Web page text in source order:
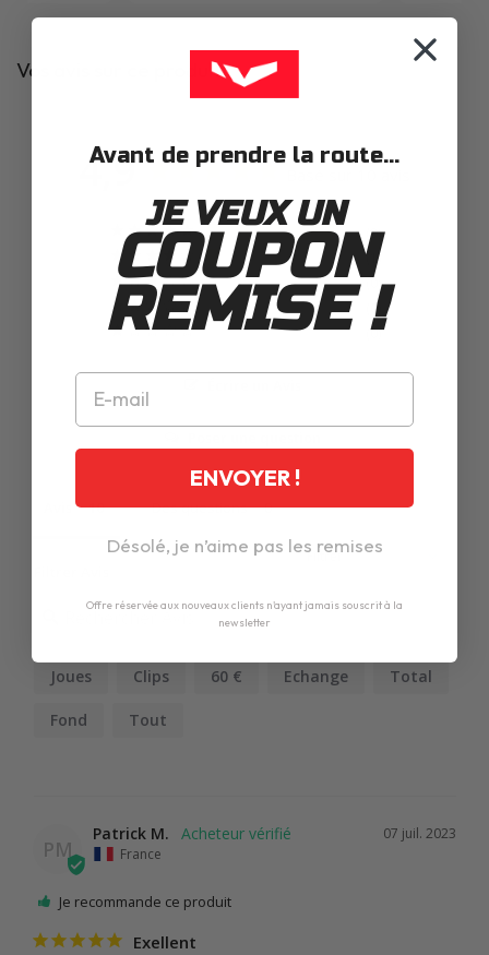
Vos avis sur ce produit
4,9
9
0
0
0
Des questions
Joues Clips 60 € Echange Total
Fond Tout
PM
07 juil. 2023
Patrick M.
France
Je recommande ce produit
Exellent
Avant de prendre la route...
JE VEUX UN
COUPON
REMISE !
ENVOYER !
Désolé, je n’aime pas les remises
Offre réservée aux nouveaux clients n'ayant jamais souscrit à la
newsletter